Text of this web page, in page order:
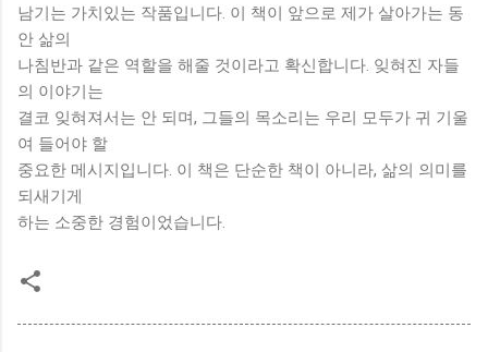
남기는 가치있는 작품입니다. 이 책이 앞으로 제가 살아가는 동
안 삶의
나침반과 같은 역할을 해줄 것이라고 확신합니다. 잊혀진 자들
의 이야기는
결코 잊혀져서는 안 되며, 그들의 목소리는 우리 모두가 귀 기울
여 들어야 할
중요한 메시지입니다. 이 책은 단순한 책이 아니라, 삶의 의미를
되새기게
하는 소중한 경험이었습니다.